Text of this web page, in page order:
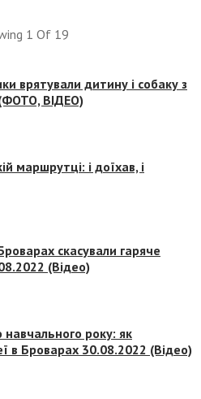
1 Of 19
врятували дитину і собаку з
ВІДЕО)
маршрутці: і доїхав, і
скасували гаряче
(Відео)
навчального року: як
в Броварах 30.08.2022 (Відео)